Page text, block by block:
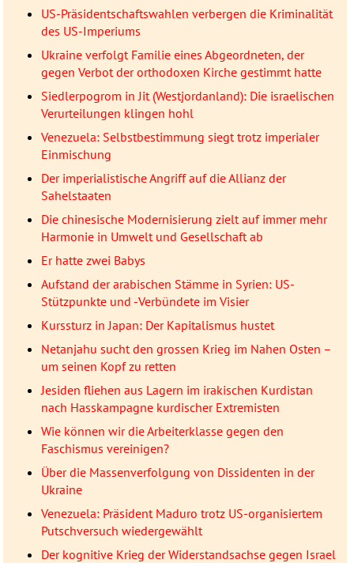
US-Präsidentschaftswahlen verbergen die Kriminalität
des US-Imperiums
Ukraine verfolgt Familie eines Abgeordneten, der
gegen Verbot der orthodoxen Kirche gestimmt hatte
Siedlerpogrom in Jit (Westjordanland): Die israelischen
Verurteilungen klingen hohl
Venezuela: Selbstbestimmung siegt trotz imperialer
Einmischung
Der imperialistische Angriff auf die Allianz der
Sahelstaaten
Die chinesische Modernisierung zielt auf immer mehr
Harmonie in Umwelt und Gesellschaft ab
Er hatte zwei Babys
Aufstand der arabischen Stämme in Syrien: US-
Stützpunkte und -Verbündete im Visier
Kurssturz in Japan: Der Kapitalismus hustet
Netanjahu sucht den grossen Krieg im Nahen Osten –
um seinen Kopf zu retten
Jesiden fliehen aus Lagern im irakischen Kurdistan
nach Hasskampagne kurdischer Extremisten
Wie können wir die Arbeiterklasse gegen den
Faschismus vereinigen?
Über die Massenverfolgung von Dissidenten in der
Ukraine
Venezuela: Präsident Maduro trotz US-organisiertem
Putschversuch wiedergewählt
Der kognitive Krieg der Widerstandsachse gegen Israel